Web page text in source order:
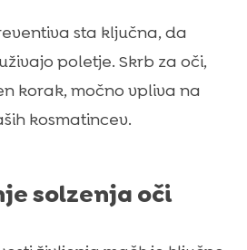
sta ključna, da
poletje. Skrb za oči,
korak, močno vpliva na
kosmatincev.
solzenja oči